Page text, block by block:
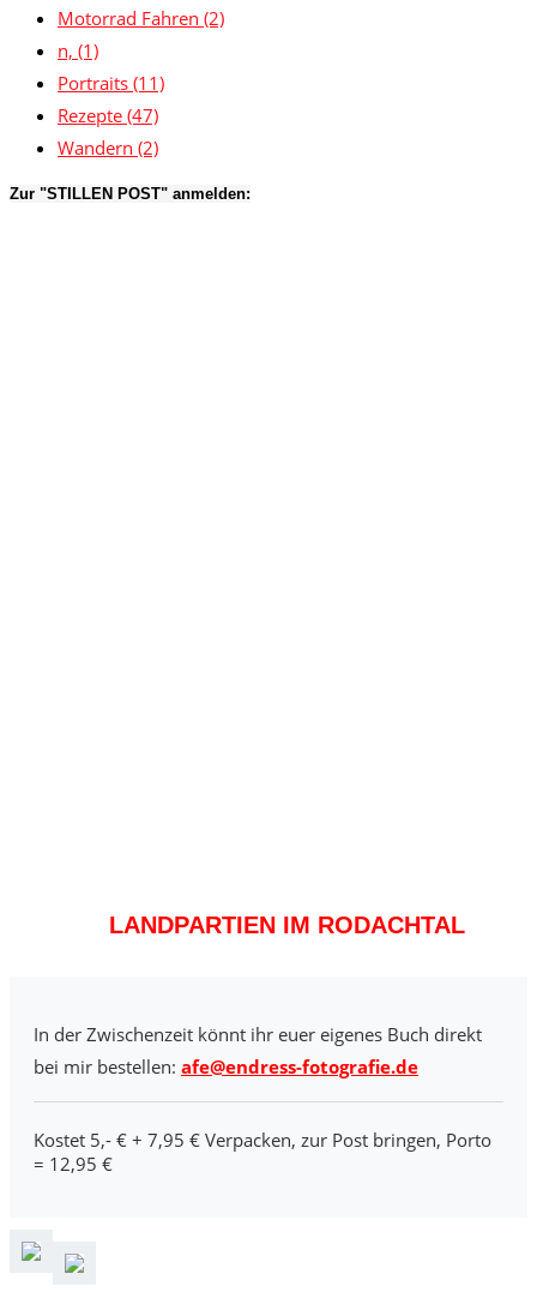
Motorrad Fahren (2)
n, (1)
Portraits (11)
Rezepte (47)
Wandern (2)
Zur "STILLEN POST" anmelden:
LANDPARTIEN IM RODACHTAL
In der Zwischenzeit könnt ihr euer eigenes Buch direkt
bei mir bestellen: afe@endress-fotografie.de
Kostet 5,- € + 7,95 € Verpacken, zur Post bringen, Porto
= 12,95 €